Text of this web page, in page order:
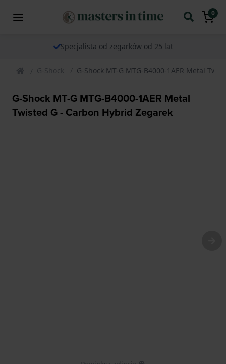
0
Specjalista od zegarków od 25 lat
G-Shock G-Shock MT-G MTG-B4000-1AER Metal
G-Shock MT-G MTG-B4000-1AER Metal
Twisted G - Carbon Hybrid Zegarek